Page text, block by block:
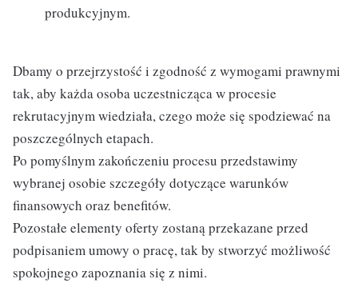
produkcyjnym.
Dbamy o przejrzystość i zgodność z wymogami prawnymi
tak, aby każda osoba uczestnicząca w procesie
rekrutacyjnym wiedziała, czego może się spodziewać na
poszczególnych etapach.
Po pomyślnym zakończeniu procesu przedstawimy
wybranej osobie szczegóły dotyczące warunków
finansowych oraz benefitów.
Pozostałe elementy oferty zostaną przekazane przed
podpisaniem umowy o pracę, tak by stworzyć możliwość
spokojnego zapoznania się z nimi.